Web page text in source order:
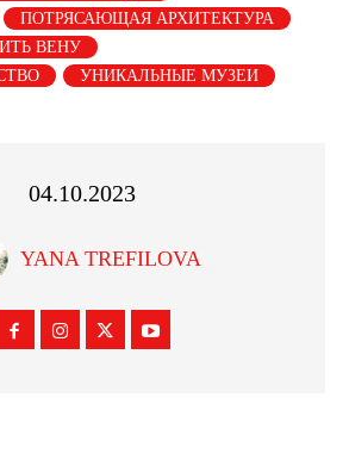
ПОТРЯСАЮЩАЯ АРХИТЕКТУРА
ВЕНУ
УНИКАЛЬНЫЕ МУЗЕИ
04.10.2023
YANA TREFILOVA